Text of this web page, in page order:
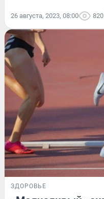
26 августа, 2023, 08:00 820
ЗДОРОВЬЕ